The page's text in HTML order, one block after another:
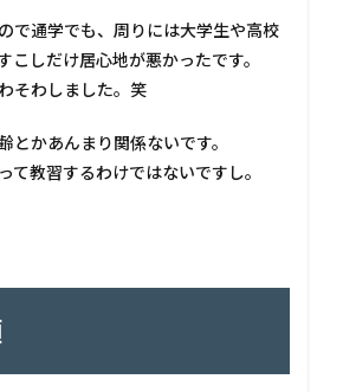
で通学でも、周りには大学生や高校
こしだけ居心地が悪かったです。
そわしました。笑
とかあんまり関係ないです。
て教習するわけではないですし。